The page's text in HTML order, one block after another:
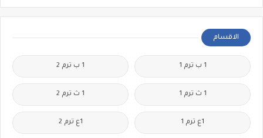
الاقسام
1 ب ترم 1 1 ب ترم 2
1 ث ترم 1 1 ث ترم 2
1ع ترم 1 1ع ترم 2